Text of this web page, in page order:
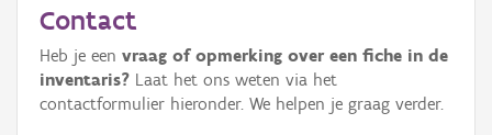
Erfgoedobject
Aanduidingsobject
Contact
Heb je een vraag of opmerking over een fiche in de
inventaris? Laat het ons weten via het
contactformulier hieronder. We helpen je graag verder.